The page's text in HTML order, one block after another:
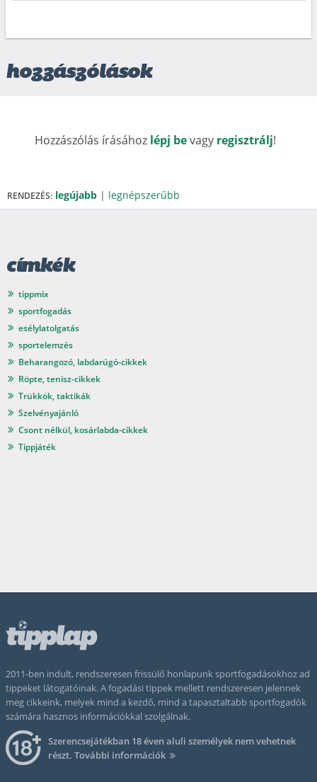
hozzászólások
Hozzászólás írásához lépj bevagy regisztrálj!
RENDEZÉS: legújabb | legnépszerűbb
címkék
tippmix
sportfogadás
esélylatolgatás
sportelemzés
Beharangozó, labdarúgó-cikkek
Röpte, tenisz-cikkek
Trükkök, taktikák
Szelvényajánló
Csont nélkül, kosárlabda-cikkek
Tippjáték
2011-ben indult, rendszeresen frissülő honlapunk sportfogadásokhoz ad
tippeket látogatóinak. A fogadási tippek mellett rendszeresen jelennek
meg cikkeink, melyek mind a kezdő, mind a tapasztaltabb sportfogadók
számára hasznos információkkal szolgálnak.
Szerencsejátékban 18 éven aluli személyek nem vehetnek
részt. További információk